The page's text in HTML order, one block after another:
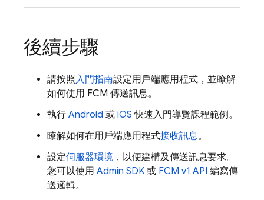
後續步驟
請按照入門指南設定用戶端應用程式，並瞭解
如何使用 FCM 傳送訊息。
執行 Android 或 iOS 快速入門導覽課程範例。
瞭解如何在用戶端應用程式接收訊息。
設定伺服器環境 ，以便建構及傳送訊息要求。
您可以使用 Admin SDK 或 FCM v1 API 編寫傳
送邏輯。